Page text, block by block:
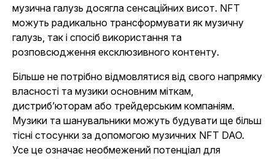
музична галузь досягла сенсаційних висот. NFT
можуть радикально трансформувати як музичну
галузь, так і спосіб використання та
розповсюдження ексклюзивного контенту.
Більше не потрібно відмовлятися від свого напрямку
власності та музики основним міткам,
дистриб’юторам або трейдерським компаніям.
Музики та шанувальники можуть будувати ще більш
тісні стосунки за допомогою музичних NFT DAO.
Усе це означає необмежений потенціал для